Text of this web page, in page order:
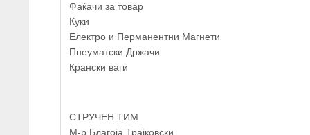
Фаќачи за товар
Куки
Електро и Перманентни Магнети
Пнеуматски Држачи
Крански ваги
СТРУЧЕН ТИМ
М-р Благоја Трајковски